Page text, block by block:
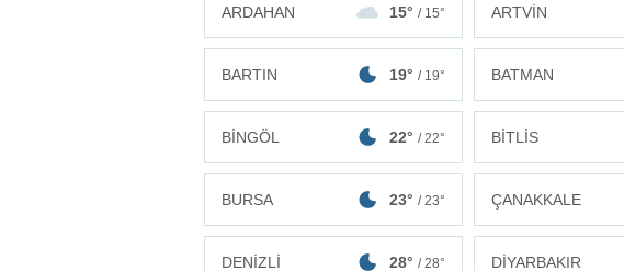
ARDAHAN 15° / 15° ARTVİN
BARTIN 19° / 19° BATMAN
BİNGÖL 22° / 22° BİTLİS
BURSA 23° / 23° ÇANAKKALE
DENİZLİ 28° / 28° DİYARBAKIR